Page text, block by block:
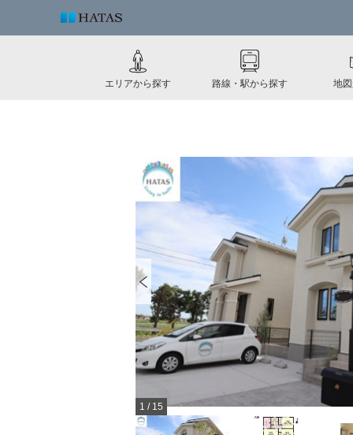
エリアから探す 路線・駅から探す 地
1 / 15